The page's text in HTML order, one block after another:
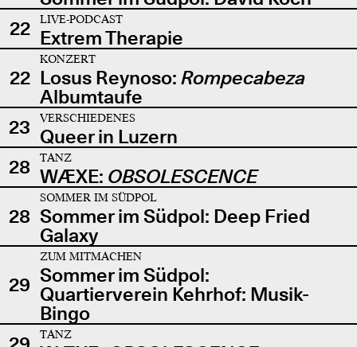
22
LIVE-PODCAST
Extrem Therapie
22
KONZERT
Losus Reynoso: Rompecabeza
Albumtaufe
23
VERSCHIEDENES
Queer in Luzern
28
TANZ
WÆXE: OBSOLESCENCE
28
SOMMER IM SÜDPOL
Sommer im Südpol: Deep Fried
Galaxy
29
ZUM MITMACHEN
Sommer im Südpol:
Quartierverein Kehrhof: Musik-
Bingo
TANZ